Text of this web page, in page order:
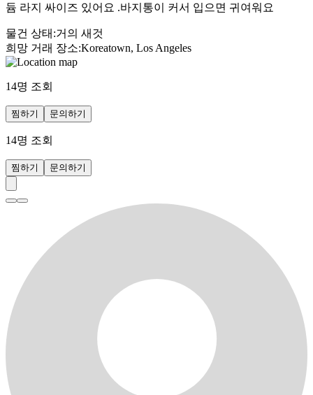
듐 라지 싸이즈 있어요 .바지통이 커서 입으면 귀여워요
물건 상태 :거의 새것
희망 거래 장소:Koreatown, Los Angeles
14명 조회
찜하기 문의하기
14명 조회
찜하기 문의하기